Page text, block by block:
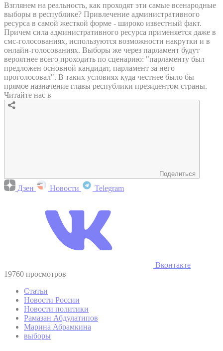
Взглянем на реальность, как проходят эти самые всенародные
выборы в республике? Привлечение административного
ресурса в самой жесткой форме - широко известный факт.
Причем сила административного ресурса применяется даже в
смс-голосованиях, используются возможности накрутки и в
онлайн-голосованиях. Выборы же через парламент будут
вероятнее всего проходить по сценарию: "парламенту был
предложен основной кандидат, парламент за него
проголосовал". В таких условиях куда честнее было бы
прямое назначение главы республики президентом страны.
Читайте нас в
Поделиться
Дзен Новости Telegram
Вконтакте
19760 просмотров
Статьи
Новости России
Новости политики
Рамазан Абдулатипов
Марина Абрамкина
выборы